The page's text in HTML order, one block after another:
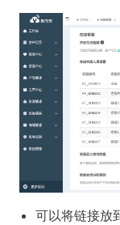
可以将链接放